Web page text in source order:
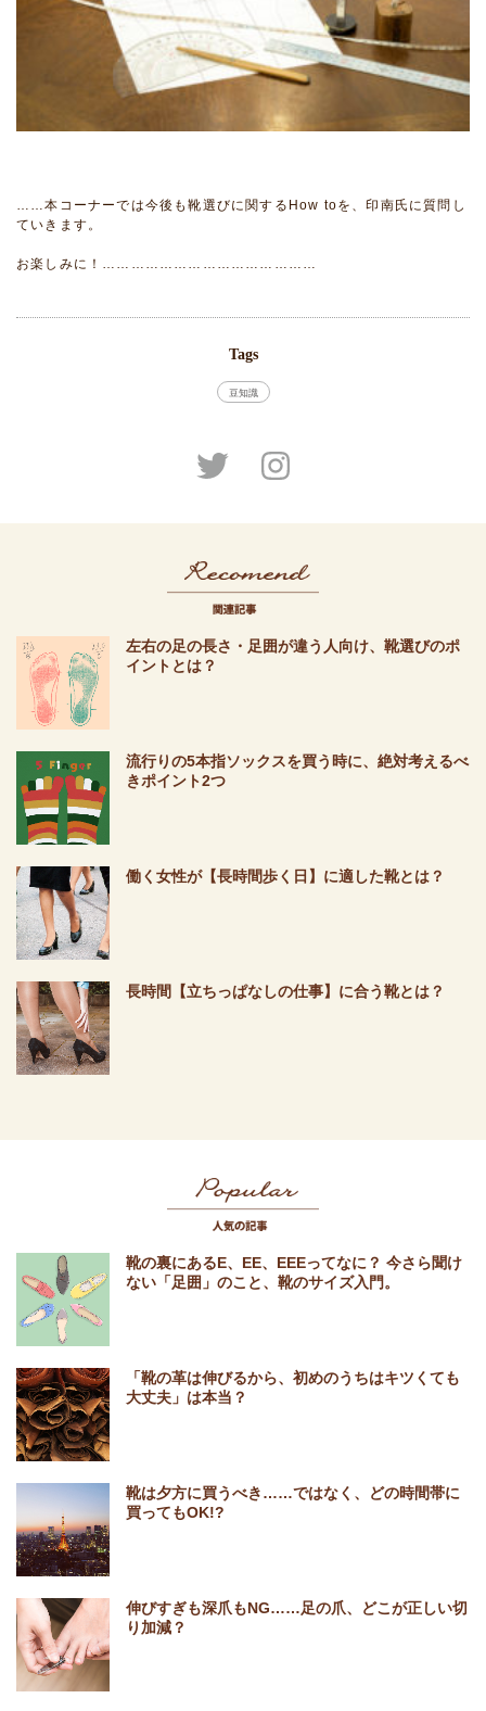
……本コーナーでは今後も靴選びに関するHow toを、印南氏に質問し
ていきます。
お楽しみに！………………………………………
Tags
豆知識
Twitter
左右の足の長さ・足囲が違う人向け、靴選びのポ
イントとは？
流行りの5本指ソックスを買う時に、絶対考えるべ
きポイント2つ
働く女性が【長時間歩く日】に適した靴とは？
長時間【立ちっぱなしの仕事】に合う靴とは？
靴の裏にあるE、EE、EEEってなに？ 今さら聞け
ない「足囲」のこと、靴のサイズ入門。
「靴の革は伸びるから、初めのうちはキツくても
大丈夫」は本当？
靴は夕方に買うべき……ではなく、どの時間帯に
買ってもOK!?
伸びすぎも深爪もNG……足の爪、どこが正しい切
り加減？